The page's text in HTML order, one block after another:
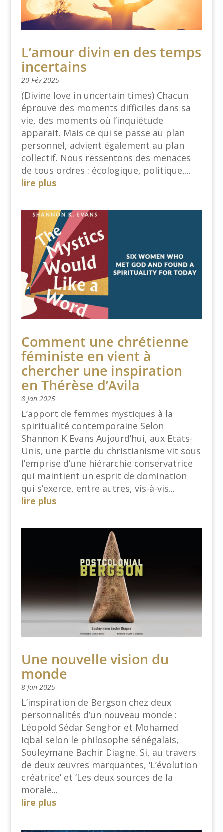
L’amour divin en des temps
incertains
20 Fév 2025
(Divine love in uncertain times) Chacun
éprouve des moments difficiles dans sa
vie, des moments où l’inquiétude
apparait. Mais ce qui se passe au plan
personnel, advient également au plan
collectif. Nous ressentons des menaces
de tous ordres : écologique, politique,...
lire plus
Comment une chrétienne
féministe en vient à
chercher une inspiration
en Thérèse d’Avila
8 Jan 2025
L’apport de femmes mystiques à la
spiritualité contemporaine Selon
Shannon K Evans Aujourd’hui, aux Etats-
Unis, une partie du christianisme vit sous
l’emprise d’une hiérarchie conservatrice
qui maintient un esprit de domination
qui s’exerce, entre autres, vis-à-vis...
lire plus
Une nouvelle vision du
monde
8 Jan 2025
L’inspiration de Bergson chez deux
personnalités d’un nouveau monde :
Léopold Sédar Senghor et Mohamed
Iqbal selon le philosophe sénégalais,
Souleymane Bachir Diagne. Si, au travers
de deux œuvres marquantes, ‘L’évolution
créatrice’ et ‘Les deux sources de la
morale...
lire plus